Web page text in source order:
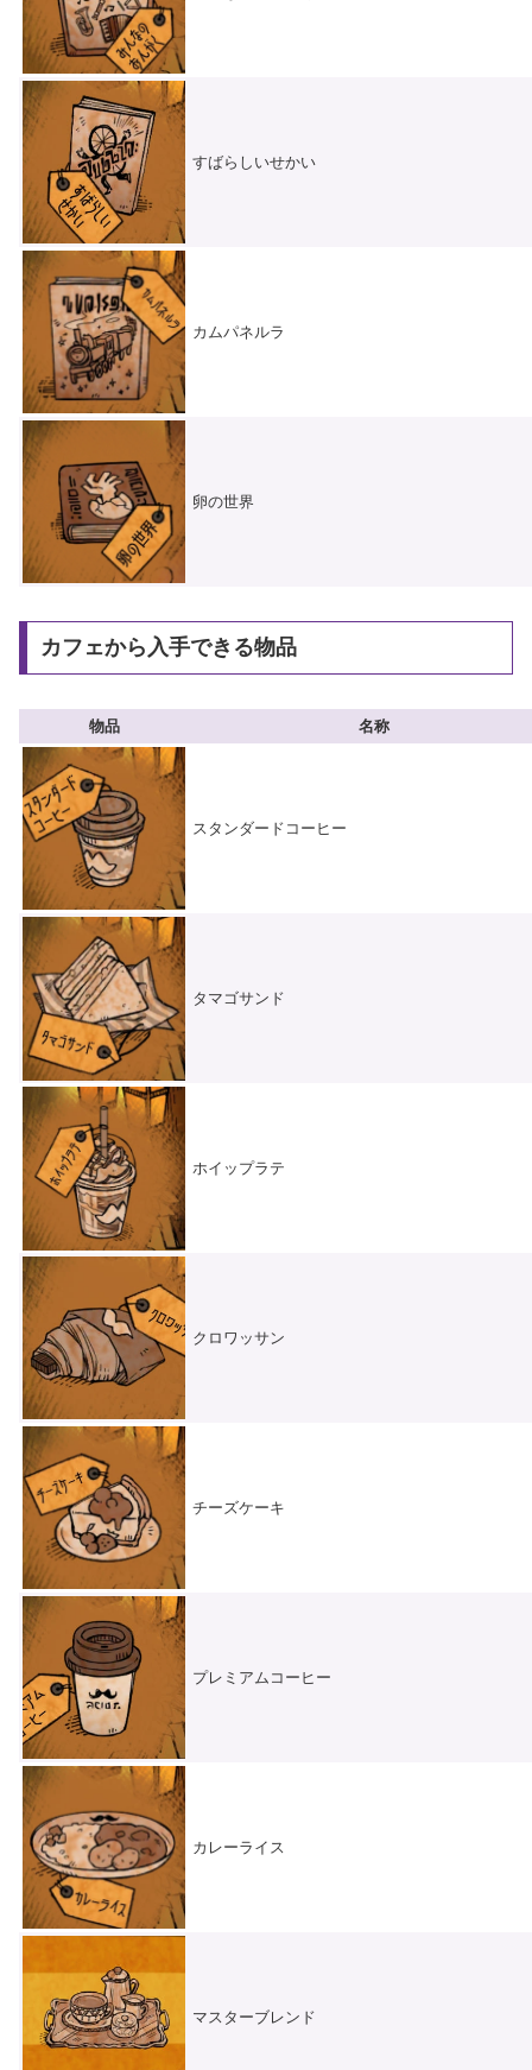
すばらしいせかい
カムパネルラ
卵の世界
カフェから入手できる物品
物品 名称
スタンダードコーヒー
タマゴサンド
ホイップラテ
クロワッサン
チーズケーキ
プレミアムコーヒー
カレーライス
マスターブレンド